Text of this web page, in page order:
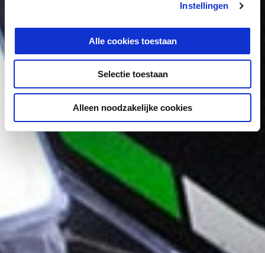
Instellingen
Alle cookies toestaan
Selectie toestaan
Alleen noodzakelijke cookies